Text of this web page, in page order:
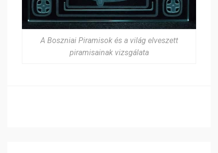
A Boszniai Piramisok és a világ elveszett
piramisainak vizsgálata